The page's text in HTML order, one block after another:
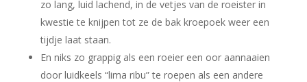
zo lang, luid lachend, in de vetjes van de roeister in
kwestie te knijpen tot ze de bak kroepoek weer een
tijdje laat staan.
En niks zo grappig als een roeier een oor aannaaien
door luidkeels “lima ribu” te roepen als een andere